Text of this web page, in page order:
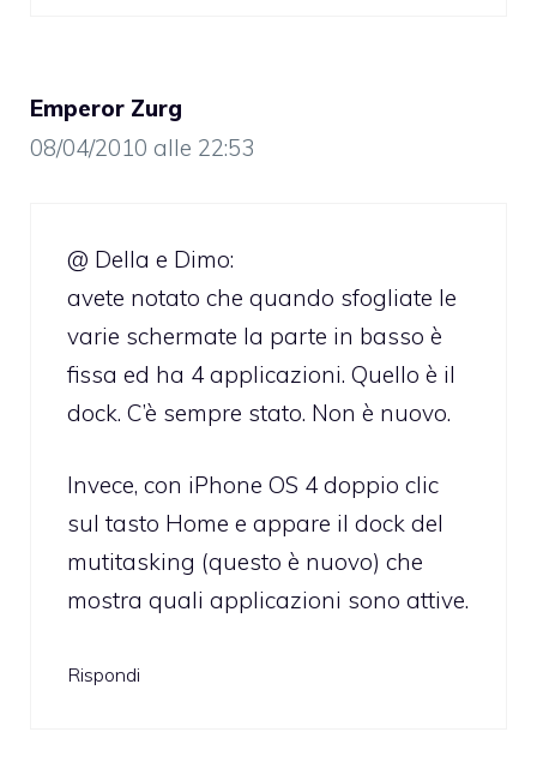
Emperor Zurg
08/04/2010 alle 22:53
@ Della e Dimo:
avete notato che quando sfogliate le
varie schermate la parte in basso è
fissa ed ha 4 applicazioni. Quello è il
dock. C’è sempre stato. Non è nuovo.
Invece, con iPhone OS 4 doppio clic
sul tasto Home e appare il dock del
mutitasking (questo è nuovo) che
mostra quali applicazioni sono attive.
Rispondi